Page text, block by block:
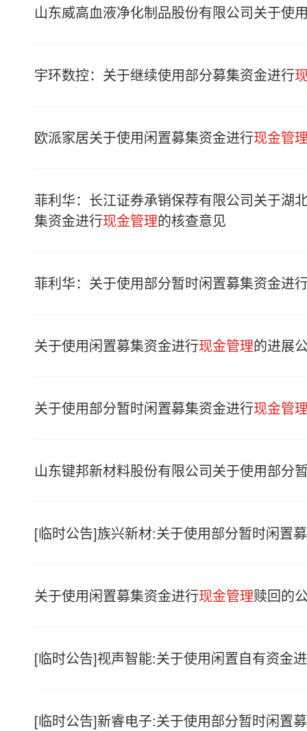
山东威高血液净化制品股份有限公司关于使
宇环数控：关于继续使用部分募集资金进行
欧派家居关于使用闲置募集资金进行现金管
菲利华：长江证券承销保荐有限公司关于湖
集资金进行现金管理的核查意见
菲利华：关于使用部分暂时闲置募集资金进
关于使用闲置募集资金进行现金管理的进展
关于使用部分暂时闲置募集资金进行现金管
山东键邦新材料股份有限公司关于使用部分
[临时公告]族兴新材:关于使用部分暂时闲置
关于使用闲置募集资金进行现金管理赎回的
[临时公告]视声智能:关于使用闲置自有资金
[临时公告]新睿电子:关于使用部分暂时闲置